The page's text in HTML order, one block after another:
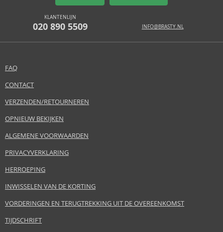
KLANTENLIJN
020 890 5509 INFO@BRASTY.NL
FAQ
CONTACT
VERZENDEN/RETOURNEREN
OPNIEUW BEKIJKEN
ALGEMENE VOORWAARDEN
PRIVACYVERKLARING
HERROEPING
INWISSELEN VAN DE KORTING
VORDERINGEN EN TERUGTREKKING UIT DE OVEREENKOMST
TIJDSCHRIFT